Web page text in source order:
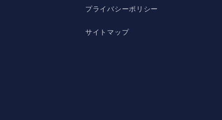
プライバシーポリシー
サイトマップ